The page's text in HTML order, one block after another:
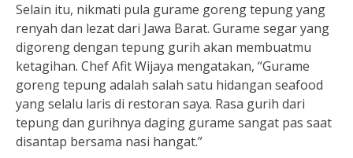
Selain itu, nikmati pula gurame goreng tepung yang
renyah dan lezat dari Jawa Barat. Gurame segar yang
digoreng dengan tepung gurih akan membuatmu
ketagihan. Chef Afit Wijaya mengatakan, “Gurame
goreng tepung adalah salah satu hidangan seafood
yang selalu laris di restoran saya. Rasa gurih dari
tepung dan gurihnya daging gurame sangat pas saat
disantap bersama nasi hangat.”